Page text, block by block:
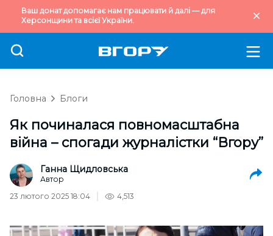
Ваш донат допомагає нам працювати й далі — для
Херсонщини та всієї України.
Головна Блоги
Як починалася повномасштабна
війна – спогади журналістки “Вгору”
Ганна Щидловська
Автор
23 лютого 2025 18:04
4,513